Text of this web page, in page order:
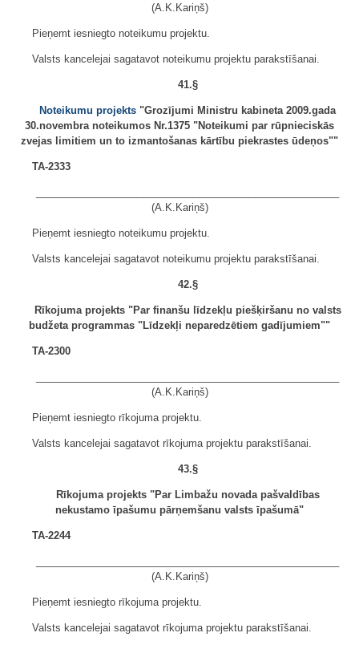
(A.K.Kariņš)
Pieņemt iesniegto noteikumu projektu.
Valsts kancelejai sagatavot noteikumu projektu parakstīšanai.
41.§
Noteikumu projekts "Grozījumi Ministru kabineta 2009.gada
30.novembra noteikumos Nr.1375 "Noteikumi par rūpnieciskās
zvejas limitiem un to izmantošanas kārtību piekrastes ūdeņos""
TA-2333
(A.K.Kariņš)
Pieņemt iesniegto noteikumu projektu.
Valsts kancelejai sagatavot noteikumu projektu parakstīšanai.
42.§
Rīkojuma projekts "Par finanšu līdzekļu piešķiršanu no valsts
budžeta programmas "Līdzekļi neparedzētiem gadījumiem""
TA-2300
(A.K.Kariņš)
Pieņemt iesniegto rīkojuma projektu.
Valsts kancelejai sagatavot rīkojuma projektu parakstīšanai.
43.§
Rīkojuma projekts "Par Limbažu novada pašvaldības
nekustamo īpašumu pārņemšanu valsts īpašumā"
TA-2244
(A.K.Kariņš)
Pieņemt iesniegto rīkojuma projektu.
Valsts kancelejai sagatavot rīkojuma projektu parakstīšanai.